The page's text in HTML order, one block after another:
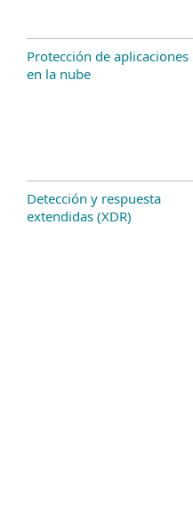
Protección de aplicaciones
en la nube
Detección y respuesta
extendidas (XDR)